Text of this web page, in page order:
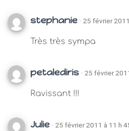
stephanie · 25 février
Très très sympa
petalediris · 25 février
Ravissant !!!
Julie · 25 février 2011 à 11 h